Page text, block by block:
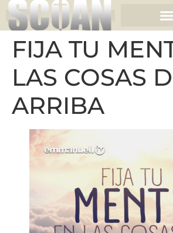
FIJA TU
LAS COSAS
ARRIBA